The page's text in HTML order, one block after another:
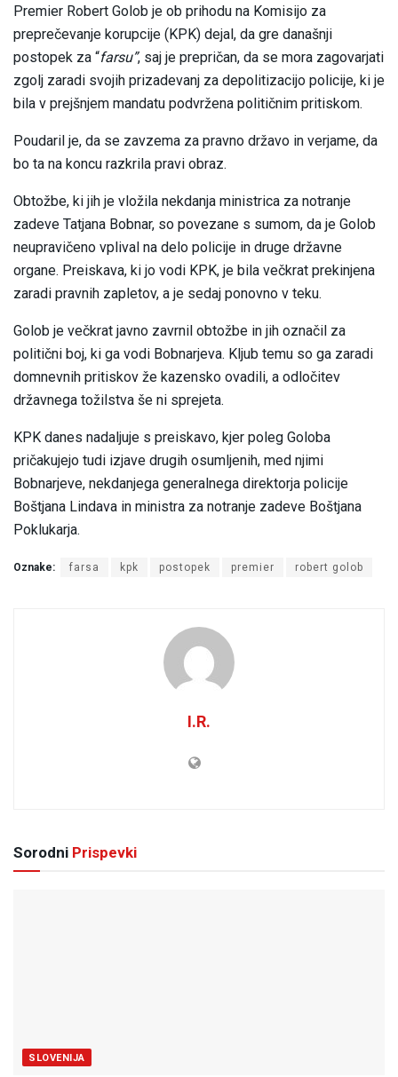
Premier Robert Golob je ob prihodu na Komisijo za
preprečevanje korupcije (KPK) dejal, da gre današnji
postopek za “farsu”, saj je prepričan, da se mora zagovarjati
zgolj zaradi svojih prizadevanj za depolitizacijo policije, ki je
bila v prejšnjem mandatu podvržena političnim pritiskom.
Poudaril je, da se zavzema za pravno državo in verjame, da
bo ta na koncu razkrila pravi obraz.
Obtožbe, ki jih je vložila nekdanja ministrica za notranje
zadeve Tatjana Bobnar, so povezane s sumom, da je Golob
neupravičeno vplival na delo policije in druge državne
organe. Preiskava, ki jo vodi KPK, je bila večkrat prekinjena
zaradi pravnih zapletov, a je sedaj ponovno v teku.
Golob je večkrat javno zavrnil obtožbe in jih označil za
politični boj, ki ga vodi Bobnarjeva. Kljub temu so ga zaradi
domnevnih pritiskov že kazensko ovadili, a odločitev
državnega tožilstva še ni sprejeta.
KPK danes nadaljuje s preiskavo, kjer poleg Goloba
pričakujejo tudi izjave drugih osumljenih, med njimi
Bobnarjeve, nekdanjega generalnega direktorja policije
Boštjana Lindava in ministra za notranje zadeve Boštjana
Poklukarja.
Oznake: farsa kpk postopek premier robert golob
I.R.
Sorodni Prispevki
SLOVENIJA